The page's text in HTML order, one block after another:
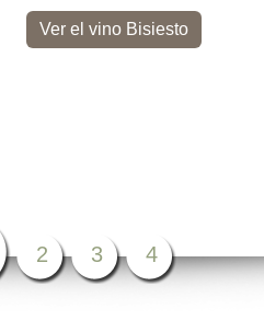
2 3 4
Ver el vino Bisiesto